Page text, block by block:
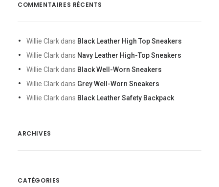
COMMENTAIRES RÉCENTS
Willie Clark dans Black Leather High Top Sneakers
Willie Clark dans Navy Leather High-Top Sneakers
Willie Clark dans Black Well-Worn Sneakers
Willie Clark dans Grey Well-Worn Sneakers
Willie Clark dans Black Leather Safety Backpack
ARCHIVES
CATÉGORIES